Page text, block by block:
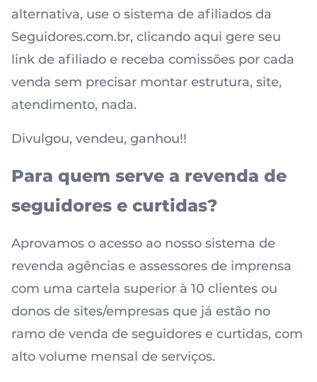
alternativa, use o sistema de afiliados da
Seguidores.com.br, clicando aqui gere seu
link de afiliado e receba comissões por cada
venda sem precisar montar estrutura, site,
atendimento, nada.
Divulgou, vendeu, ganhou!!
Para quem serve a revenda de
seguidores e curtidas?
Aprovamos o acesso ao nosso sistema de
revenda agências e assessores de imprensa
com uma cartela superior à 10 clientes ou
donos de sites/empresas que já estão no
ramo de venda de seguidores e curtidas, com
alto volume mensal de serviços.